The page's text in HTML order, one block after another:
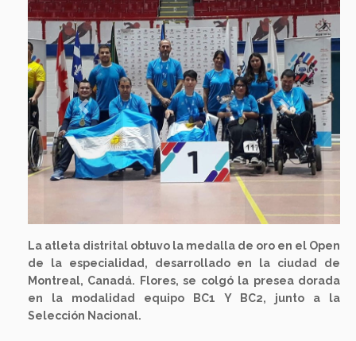
Previous Next
La atleta distrital obtuvo la medalla de oro en el Open
de la especialidad, desarrollado en la ciudad de
Montreal, Canadá. Flores, se colgó la presea dorada
en la modalidad equipo BC1 Y BC2, junto a la
Selección Nacional.